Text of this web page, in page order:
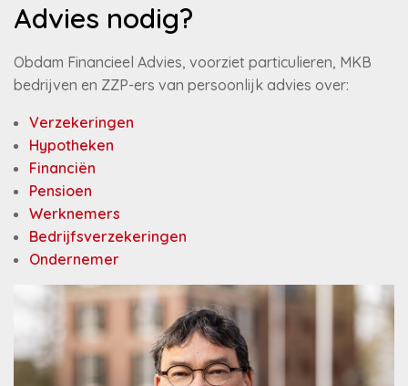
Advies nodig?
Obdam Financieel Advies, voorziet particulieren, MKB
bedrijven en ZZP-ers van persoonlijk advies over:
Verzekeringen
Hypotheken
Financiën
Pensioen
Werknemers
Bedrijfsverzekeringen
Ondernemer